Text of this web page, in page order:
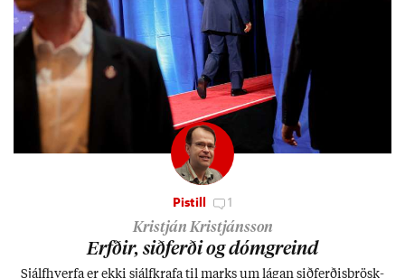
Pistill 1
Kristján Kristjánsson
Erfð­ir, sið­ferði og dómgreind
Sjálf­hverfa er ekki sjálf­krafa til marks um lág­an sið­ferð­is­þrösk­